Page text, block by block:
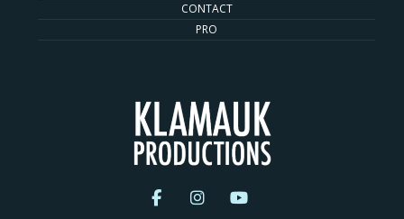
CONTACT
PRO